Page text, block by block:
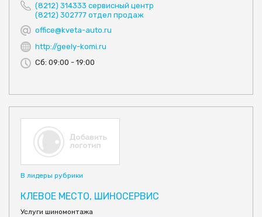
(8212) 314333 сервисный центр
(8212) 302777 отдел продаж
office@kveta-auto.ru
http://geely-komi.ru
Сб: 09:00 - 19:00
В лидеры рубрики
КЛЕВОЕ МЕСТО, ШИНОСЕРВИС
Услуги шиномонтажа